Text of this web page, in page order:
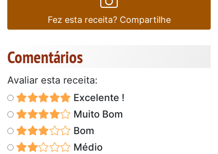
Fez esta receita? Compartilhe
Comentários
Avaliar esta receita:
Excelente !
Muito Bom
Bom
Médio